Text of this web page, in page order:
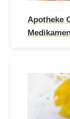
Apotheke